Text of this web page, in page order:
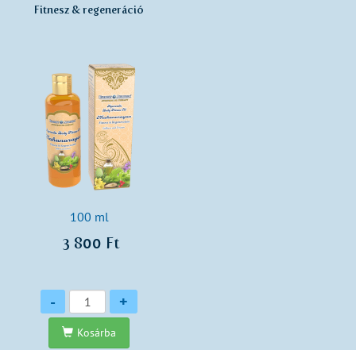
Fitnesz & regeneráció
100 ml
3 800 Ft
Mennyiség
- +
Kosárba